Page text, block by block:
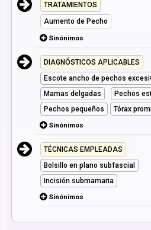
TRATAMIENTOS
Aumento de Pecho
Sinónimos
DIAGNÓSTICOS APLICABLES
Escote ancho de pechos
Mamas delgadas
Pechos
Pechos pequeños
Tórax
Sinónimos
TÉCNICAS EMPLEADAS
Bolsillo en plano subfascial
Incisión submamaria
Sinónimos